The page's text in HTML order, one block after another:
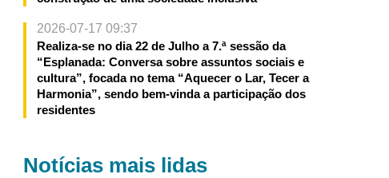
2026-07-17 09:37
Realiza-se no dia 22 de Julho a 7.ª sessão da
“Esplanada: Conversa sobre assuntos sociais e
cultura”, focada no tema “Aquecer o Lar, Tecer a
Harmonia”, sendo bem-vinda a participação dos
residentes
Notícias mais lidas